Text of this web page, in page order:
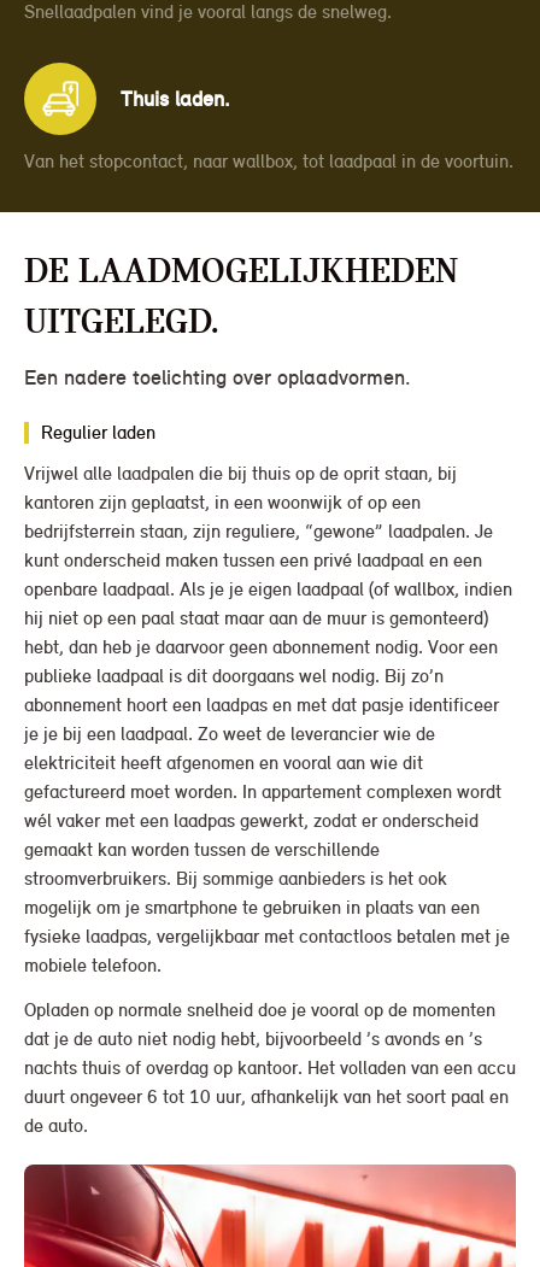
Snellaadpalen vind je vooral langs de snelweg.
Thuis laden.
Van het stopcontact, naar wallbox, tot laadpaal in de voortuin.
De laadmogelijkheden
uitgelegd.
Een nadere toelichting over oplaadvormen.
Regulier laden
Vrijwel alle laadpalen die bij thuis op de oprit staan, bij
kantoren zijn geplaatst, in een woonwijk of op een
bedrijfsterrein staan, zijn reguliere, “gewone” laadpalen. Je
kunt onderscheid maken tussen een privé laadpaal en een
openbare laadpaal. Als je je eigen laadpaal (of wallbox, indien
hij niet op een paal staat maar aan de muur is gemonteerd)
hebt, dan heb je daarvoor geen abonnement nodig. Voor een
publieke laadpaal is dit doorgaans wel nodig. Bij zo’n
abonnement hoort een laadpas en met dat pasje identificeer
je je bij een laadpaal. Zo weet de leverancier wie de
elektriciteit heeft afgenomen en vooral aan wie dit
gefactureerd moet worden. In appartement complexen wordt
wél vaker met een laadpas gewerkt, zodat er onderscheid
gemaakt kan worden tussen de verschillende
stroomverbruikers. Bij sommige aanbieders is het ook
mogelijk om je smartphone te gebruiken in plaats van een
fysieke laadpas, vergelijkbaar met contactloos betalen met je
mobiele telefoon.
Opladen op normale snelheid doe je vooral op de momenten
dat je de auto niet nodig hebt, bijvoorbeeld ’s avonds en ’s
nachts thuis of overdag op kantoor. Het volladen van een accu
duurt ongeveer 6 tot 10 uur, afhankelijk van het soort paal en
de auto.